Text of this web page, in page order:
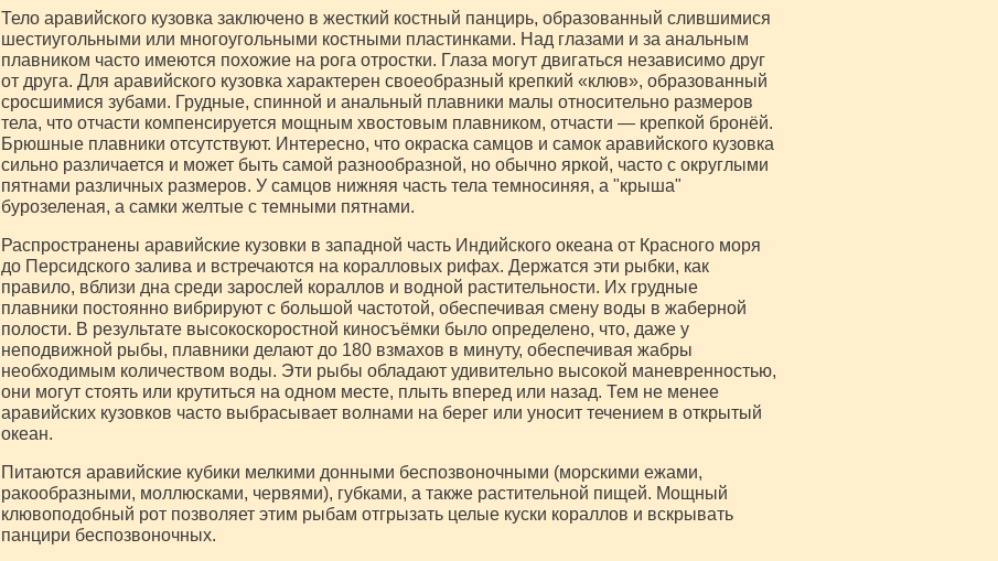
Тело аравийского кузовка заключено в жесткий костный панцирь, образованный слившимися
шестиугольными или многоугольными костными пластинками. Над глазами и за анальным
плавником часто имеются похожие на рога отростки. Глаза могут двигаться независимо друг
от друга. Для аравийского кузовка характерен своеобразный крепкий «клюв», образованный
сросшимися зубами. Грудные, спинной и анальный плавники малы относительно размеров
тела, что отчасти компенсируется мощным хвостовым плавником, отчасти — крепкой бронёй.
Брюшные плавники отсутствуют. Интересно, что окраска самцов и самок аравийского кузовка
сильно различается и может быть самой разнообразной, но обычно яркой, часто с округлыми
пятнами различных размеров. У самцов нижняя часть тела темносиняя, а "крыша"
бурозеленая, а самки желтые с темными пятнами.
Распространены аравийские кузовки в западной часть Индийского океана от Красного моря
до Персидского залива и встречаются на коралловых рифах. Держатся эти рыбки, как
правило, вблизи дна среди зарослей кораллов и водной растительности. Их грудные
плавники постоянно вибрируют с большой частотой, обеспечивая смену воды в жаберной
полости. В результате высокоскоростной киносъёмки было определено, что, даже у
неподвижной рыбы, плавники делают до 180 взмахов в минуту, обеспечивая жабры
необходимым количеством воды. Эти рыбы обладают удивительно высокой маневренностью,
они могут стоять или крутиться на одном месте, плыть вперед или назад. Тем не менее
аравийских кузовков часто выбрасывает волнами на берег или уносит течением в открытый
океан.
Питаются аравийские кубики мелкими донными беспозвоночными (морскими ежами,
ракообразными, моллюсками, червями), губками, а также растительной пищей. Мощный
клювоподобный рот позволяет этим рыбам отгрызать целые куски кораллов и вскрывать
панцири беспозвоночных.